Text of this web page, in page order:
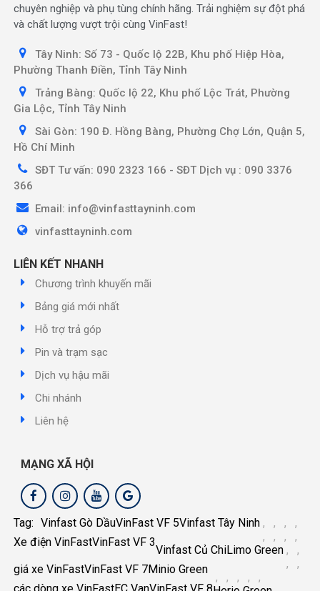
chuyên nghiệp và phụ tùng chính hãng. Trải nghiệm sự đột phá
và chất lượng vượt trội cùng VinFast!
Tây Ninh: Số 73 - Quốc lộ 22B, Khu phố Hiệp Hòa,
Phường Thanh Điền, Tỉnh Tây Ninh
Trảng Bàng: Quốc lộ 22, Khu phố Lộc Trát, Phường
Gia Lộc, Tỉnh Tây Ninh
Sài Gòn: 190 Đ. Hồng Bàng, Phường Chợ Lớn, Quận 5,
Hồ Chí Minh
SĐT Tư vấn: 090 2323 166 - SĐT Dịch vụ : 090 3376
366
Email: info@vinfasttayninh.com
vinfasttayninh.com
LIÊN KẾT NHANH
Chương trình khuyến mãi
Bảng giá mới nhất
Hỗ trợ trả góp
Pin và trạm sạc
Dịch vụ hậu mãi
Chi nhánh
Liên hệ
MẠNG XÃ HỘI
Tag: Vinfast Gò Dầu ,
VinFast VF 5 ,
Vinfast Tây Ninh
,
Xe điện VinFast
,
VinFast VF 3
,
Vinfast Củ Chi
,
Limo Green
,
giá xe VinFast
,
VinFast VF 7
,
Minio Green
,
các dòng xe VinFast
,
EC Van
,
VinFast VF 8
,
, , , ,